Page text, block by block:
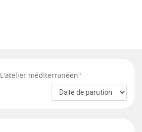
L'atelier méditerranéen"